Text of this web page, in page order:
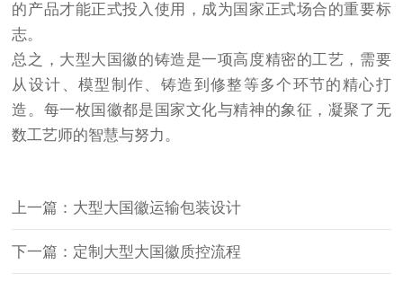
的产品才能正式投入使用，成为国家正式场合的重要标
志。
总之，大型大国徽的铸造是一项高度精密的工艺，需要
从设计、模型制作、铸造到修整等多个环节的精心打
造。每一枚国徽都是国家文化与精神的象征，凝聚了无
数工艺师的智慧与努力。
上一篇：大型大国徽运输包装设计
下一篇：定制大型大国徽质控流程